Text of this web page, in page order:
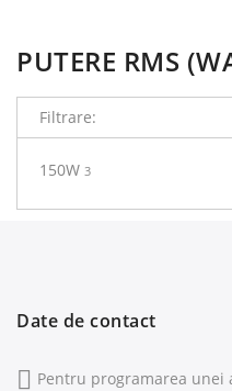
PUTERE RMS
Filtrare:
150W 3
Date de contact
Pentru programarea unei